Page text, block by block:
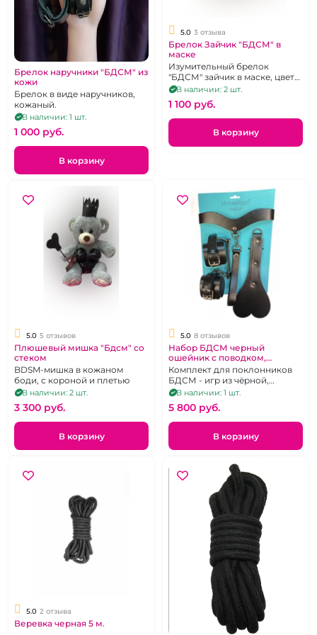
Брелок наручники "БДСМ" из
кожи
Брелок в виде наручников,
кожаный.
В наличии: 1 шт.
1 000 pуб.
В корзину
5.0 3 отзыва
Брелок Зайчик "БДСМ" в
маске
Изумительный брелок
"БДСМ" зайчик в маске, цвета
в ассортименте
В наличии: 2 шт.
1 100 pуб.
В корзину
5.0 5 отзывов
Плюшевый мишка "Бдсм" со
стеком
BDSM-мишка в кожаном
боди, с короной и плетью
В наличии: 2 шт.
3 300 pуб.
В корзину
5.0 8 отзывов
Набор БДСМ черный
ошейник с поводком,
наручники, шлепалка
"ИнтимХаус"
Комплект для поклонников
БДСМ - игр из чёрной,
натуральной кожи:
наручники WildCat, ошейник
премиум, паддл "шлепай-ка
сердце любимого", петля -
В наличии: 1 шт.
5 800 pуб.
В корзину
5.0 2 отзыва
Веревка черная 5 м.